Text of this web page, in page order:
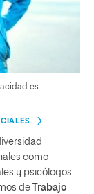
es
como
y psicólogos.
de Trabajo